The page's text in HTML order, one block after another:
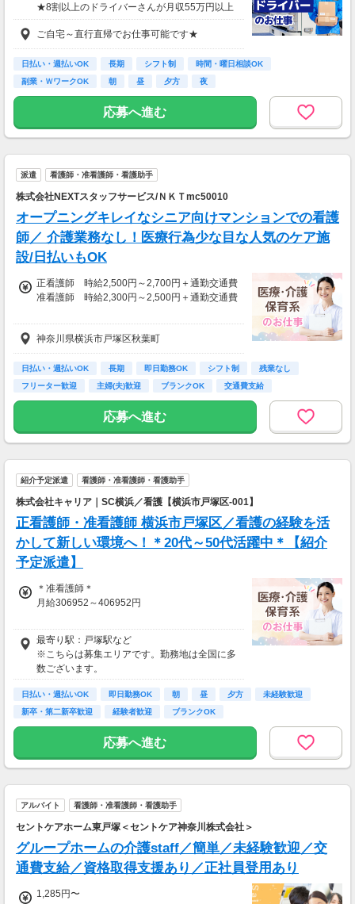
★8割以上のドライバーさんが月収55万円以上
★支度金5～25万円補助あり（規定有）
★選べる入社祝い金アリ
⇒「初回稼働1か月後に3万円」or「1年後に10
万円」or「2年後に20万円」選べます！
ご都合にあわせてルートや個数は調整可能！
※1日2万円保証の案件もあり！
＊現金手渡し・日払いご相談OK
＊前払い制度あり（稼働分のみ）
【日収例】
売上2万1600円（1個160円×135個）×90％=約
1万9000円
【月額報酬例】
※上記は一例です。
ご自宅～直行直帰でお仕事可能です★
日払い・週払いOK 長期 シフト制
時間・曜日相談OK
副業・ＷワークOK
朝 昼 夕方 夜
応募へ進む
派遣 看護師・准看護師・看護助手
株式会社NEXTスタッフサービス/ＮＫＴmc50010
オープニングキレイなシニア向けマンションでの看護
師／ 介護業務なし！医療行為少な目な人気のケア施
設/日払いもOK
正看護師 時給2,500円～2,700円＋通勤交通費
准看護師 時給2,300円～2,500円＋通勤交通費
※経験資格によって変動有
※日払い利用可能
【給与例】
月収例：時給2700円、1日8h、22日勤務=47万
神奈川県横浜市戸塚区秋葉町
日払い・週払いOK 長期 即日勤務OK シフト制
残業なし
フリーター歓迎
主婦(夫)歓迎 ブランクOK 交通費支給
応募へ進む
紹介予定派遣 看護師・准看護師・看護助手
株式会社キャリア｜SC横浜／看護【横浜市戸塚区-001】
正看護師・准看護師 横浜市戸塚区／看護の経験を活
かして新しい環境へ！＊20代～50代活躍中＊【紹介
予定派遣】
＊准看護師＊
月給306952～406952円
＊正看護師＊
月給323107～423107円
最寄り駅：戸塚駅など
※こちらは募集エリアです。勤務地は全国に多
数ございます。
日払い・週払いOK 即日勤務OK 朝 昼 夕方
未経験歓迎
新卒・第二新卒歓迎
経験者歓迎 ブランクOK
応募へ進む
アルバイト 看護師・准看護師・看護助手
セントケアホーム東戸塚＜セントケア神奈川株式会社＞
グループホームの介護staff／簡単／未経験歓迎／交
通費支給／資格取得支援あり／正社員登用あり
1,285円〜